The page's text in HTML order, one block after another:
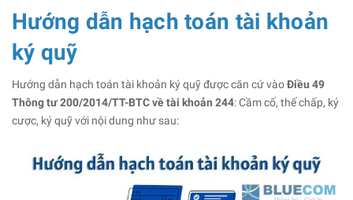
Hướng dẫn hạch toán tài khoản
ký quỹ
Hướng dẫn hạch toán tài khoản ký quỹ được căn cứ vàoĐiều 49
Thông tư 200/2014/TT-BTC về tài khoản 244: Cầm cố, thế chấp, ký
cược, ký quỹ với nội dung như sau: